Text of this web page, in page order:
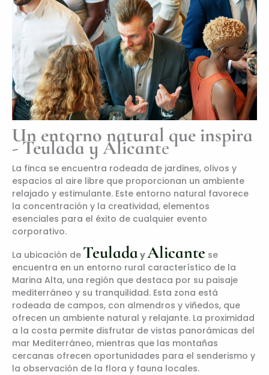
Un entorno natural que inspira
-Teulada y Alicante
La finca se encuentra rodeada de jardines, olivos y
espacios al aire libre que proporcionan un ambiente
relajado y estimulante. Este entorno natural favorece
la concentración y la creatividad, elementos
esenciales para el éxito de cualquier evento
corporativo.​
La ubicación de TeuladayAlicante se
encuentra en un entorno rural característico de la
Marina Alta, una región que destaca por su paisaje
mediterráneo y su tranquilidad. Esta zona está
rodeada de campos, con almendros y viñedos, que
ofrecen un ambiente natural y relajante. La proximidad
a la costa permite disfrutar de vistas panorámicas del
mar Mediterráneo, mientras que las montañas
cercanas ofrecen oportunidades para el senderismo y
la observación de la flora y fauna locales.